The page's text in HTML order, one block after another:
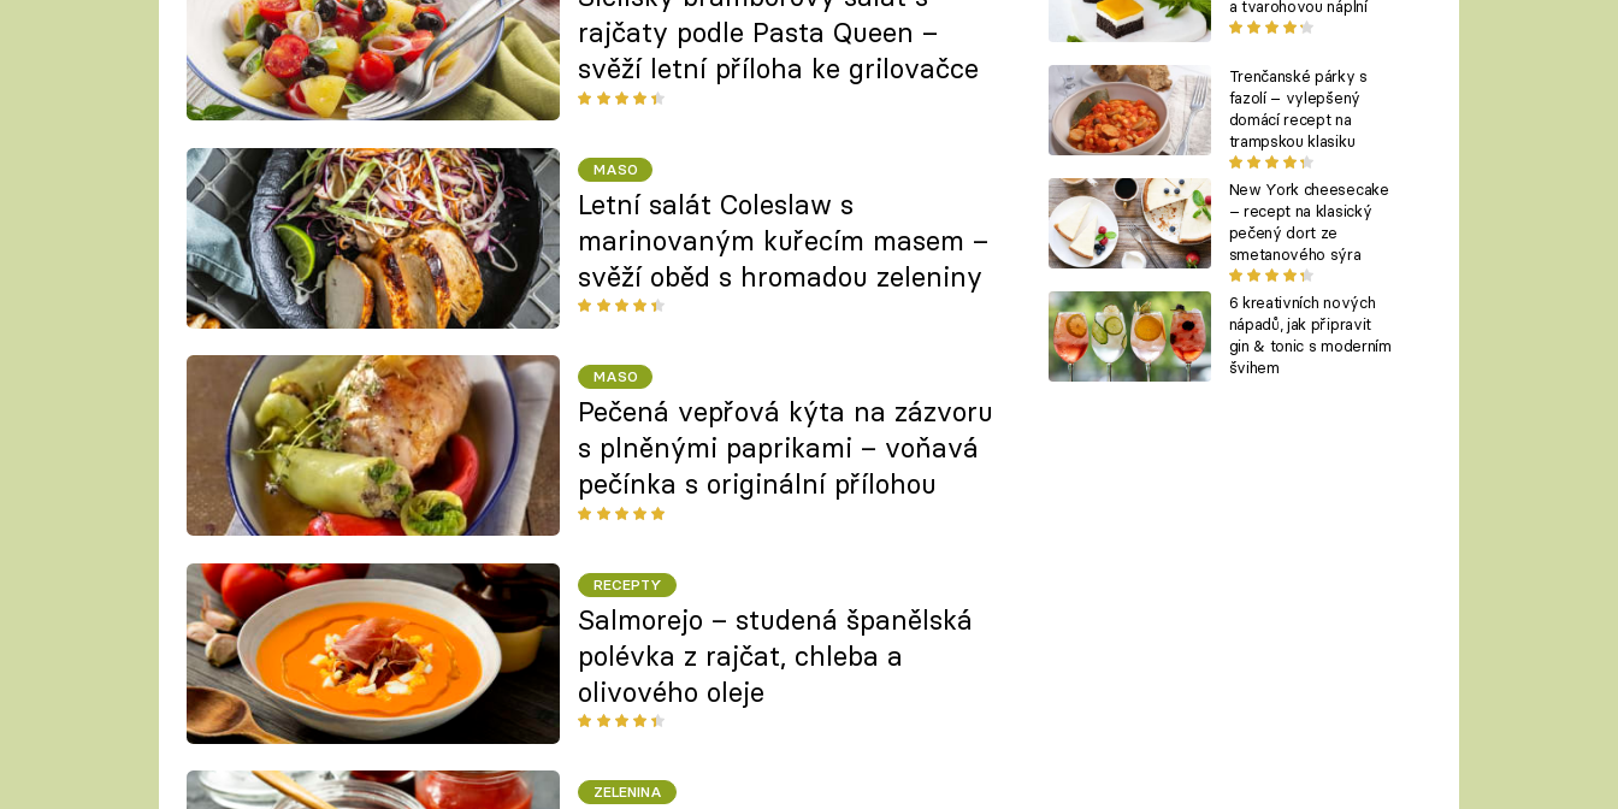
a tvarohovou náplní
Trenčanské párky s
fazolí – vylepšený
domácí recept na
trampskou klasiku
New York cheesecake
– recept na klasický
pečený dort ze
smetanového sýra
6 kreativních nových
nápadů, jak připravit
gin & tonic s moderním
švihem
rajčaty podle Pasta Queen –
svěží letní příloha ke grilovačce
MASO
Letní salát Coleslaw s
marinovaným kuřecím masem –
svěží oběd s hromadou zeleniny
MASO
Pečená vepřová kýta na zázvoru
s plněnými paprikami – voňavá
pečínka s originální přílohou
RECEPTY
Salmorejo – studená španělská
polévka z rajčat, chleba a
olivového oleje
ZELENINA